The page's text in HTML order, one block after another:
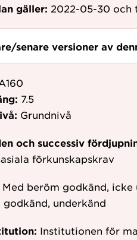
gäller: 2022-05-30 och
senare versioner av
7.5
Grundnivå
och successiv
förkunskapskrav
Med beröm godkänd,
underkänd
Institutionen för